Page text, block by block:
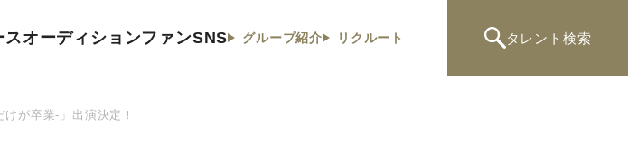
スオーディションファンSNS グループ紹介 リクルート タレント 検索
が卒業-」出演決定！